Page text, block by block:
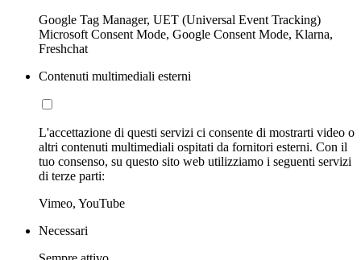
Google Tag Manager, UET (Universal Event Tracking)
Microsoft Consent Mode, Google Consent Mode, Klarna,
Freshchat
Contenuti multimediali esterni
L'accettazione di questi servizi ci consente di mostrarti video o
altri contenuti multimediali ospitati da fornitori esterni. Con il
tuo consenso, su questo sito web utilizziamo i seguenti servizi
di terze parti:
Vimeo, YouTube
Necessari